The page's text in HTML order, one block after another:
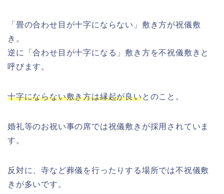
「畳の合わせ目が十字にならない」敷き方が祝儀敷
き。
逆に「合わせ目が十字になる」敷き方を不祝儀敷きと
呼びます。
十字にならない敷き方は縁起が良いとのこと。
婚礼等のお祝い事の席では祝儀敷きが採用されていま
す。
反対に、寺など葬儀を行ったりする場所では不祝儀敷
きが多いです。